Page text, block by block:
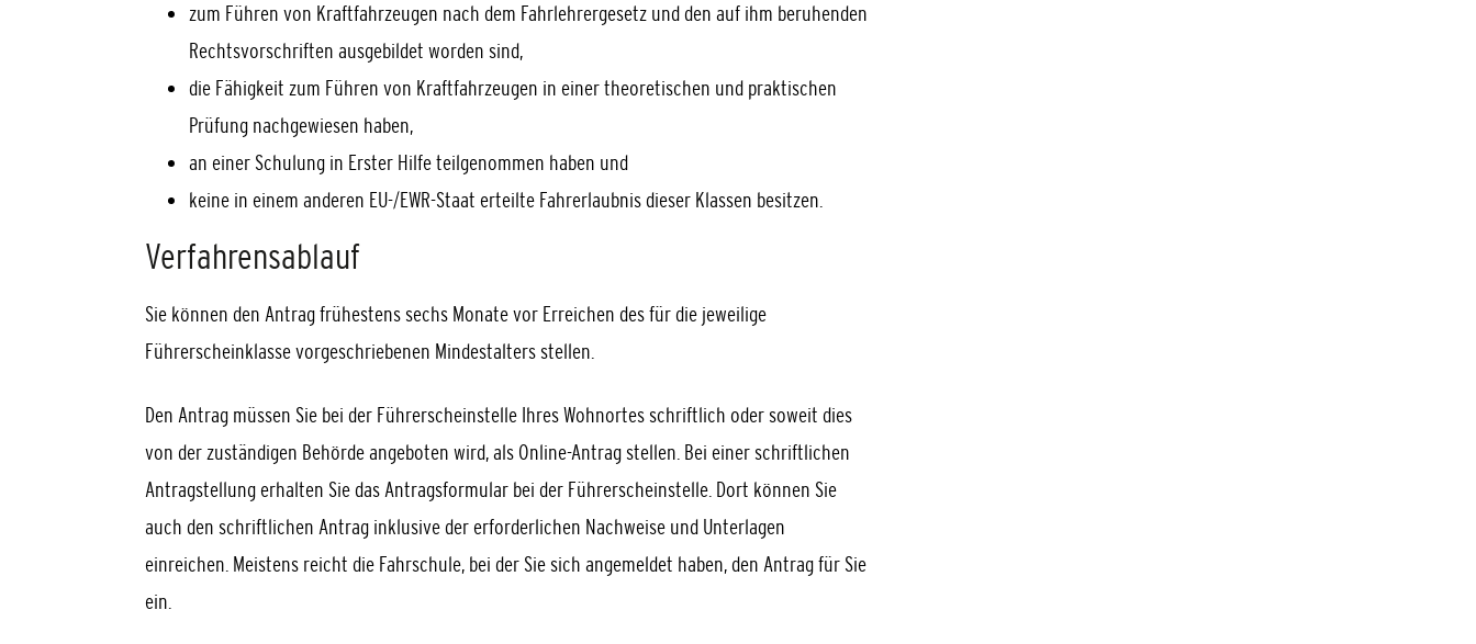
zum Führen von Kraftfahrzeugen nach dem Fahrlehrergesetz und den auf ihm beruhenden
Rechtsvorschriften ausgebildet worden sind,
die Fähigkeit zum Führen von Kraftfahrzeugen in einer theoretischen und praktischen
Prüfung nachgewiesen haben,
an einer Schulung in Erster Hilfe teilgenommen haben und
keine in einem anderen EU-/EWR-Staat erteilte Fahrerlaubnis dieser Klassen besitzen.
Verfahrensablauf
Sie können den Antrag frühestens sechs Monate vor Erreichen des für die jeweilige
Führerscheinklasse vorgeschriebenen Mindestalters stellen.
Den Antrag müssen Sie bei der Führerscheinstelle Ihres Wohnortes schriftlich oder soweit dies
von der zuständigen Behörde angeboten wird, als Online-Antrag stellen. Bei einer schriftlichen
Antragstellung erhalten Sie das Antragsformular bei der Führerscheinstelle. Dort können Sie
auch den schriftlichen Antrag inklusive der erforderlichen Nachweise und Unterlagen
einreichen. Meistens reicht die Fahrschule, bei der Sie sich angemeldet haben, den Antrag für Sie
ein.